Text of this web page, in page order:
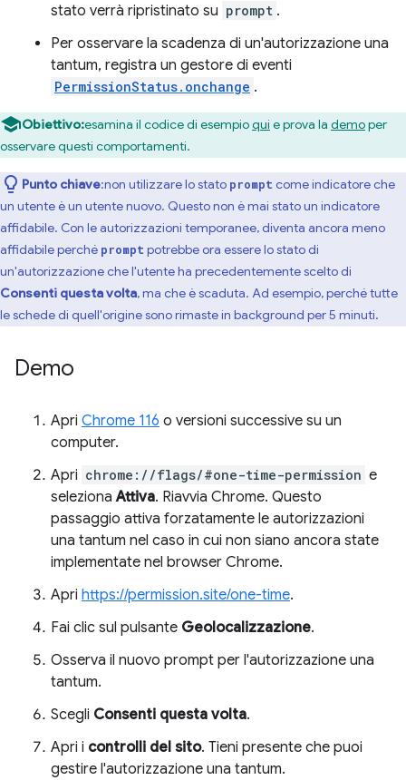
stato verrà ripristinato su prompt .
Per osservare la scadenza di un'autorizzazione una
tantum, registra un gestore di eventi
PermissionStatus.onchange .
Obiettivo:esamina il codice di esempioqui e prova la demoper
osservare questi comportamenti.
Punto chiave:non utilizzare lo stato prompt come indicatore che
un utente è un utente nuovo. Questo non è mai stato un indicatore
affidabile. Con le autorizzazioni temporanee, diventa ancora meno
affidabile perché prompt potrebbe ora essere lo stato di
un'autorizzazione che l'utente ha precedentemente scelto di
Consenti questa volta, ma che è scaduta. Ad esempio, perché tutte
le schede di quell'origine sono rimaste in background per 5 minuti.
Demo
Apri Chrome 116 o versioni successive su un
computer.
Apri chrome://flags/#one-time-permission e
selezionaAttiva. Riavvia Chrome. Questo
passaggio attiva forzatamente le autorizzazioni
una tantum nel caso in cui non siano ancora state
implementate nel browser Chrome.
Apri https://permission.site/one-time.
Fai clic sul pulsante Geolocalizzazione.
Osserva il nuovo prompt per l'autorizzazione una
tantum.
Scegli Consenti questa volta.
Apri i controlli del sito. Tieni presente che puoi
gestire l'autorizzazione una tantum.